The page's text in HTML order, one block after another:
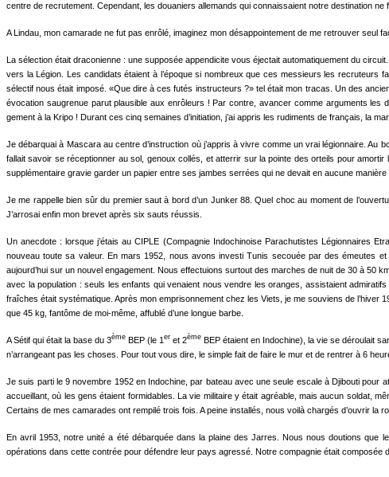
centre de recrutement. Cependant, les douaniers allemands qui connaissaient no­tre destination
A Lindau, mon camarade ne fut pas enrôlé, imaginez mon désappoin­tement de me retrouver seul
La sélection était draconienne : une supposée appendicite vous éjectait automati­quement du
vers la Légion. Les candi­dats étaient à l’époque si nombreux que ces messieurs les recruteurs
sélectif nous était imposé. «Que dire à ces futés instructeurs ?» tel était mon tracas. Un des
évocation saugrenue parut plausible aux enrôleurs ! Par contre, avancer comme arguments
gement à la Kripo ! Durant ces cinq semaines d’initiation, j’ai appris les rudiments de français, la
Je débarquai à Mascara au centre d’instruction où j’appris à vivre comme un vrai légionnaire. Au
fallait savoir se réceptionner au sol, genoux collés, et atterrir sur la pointe des orteils pour
supplémentaire gravie garder un papier entre ses jambes serrées qui ne devait en aucune
Je me rappelle bien sûr du premier saut à bord d’un Junker 88. Quel choc au moment de
J’arrosai enfin mon brevet après six sauts réus­sis.
Un anecdote : lorsque j’étais au CIPLE (Compagnie Indochinoise Pa­rachutistes Légionnaires
nouveau toute sa valeur. En mars 1952, nous avons investi Tunis secouée par des émeutes
aujourd’hui sur un nouvel engagement. Nous effectuions surtout des marches de nuit de 30 à 50
avec la population : seuls les enfants qui venaient nous vendre les oranges, assistaient
fraîches était systéma­tique. Après mon emprisonnement chez les Viets, je me souviens de
que 45 kg, fantôme de moi-même, affublé d’une longue barbe.
A Sétif qui était la base du 3ème BEP (le 1 er et 2ème BEP étaient en Indochine), la vie se déroulait
n’arrangeant pas les choses. Pour tout vous dire, le simple fait de faire le mur et de rentrer à 6
Je suis parti le 9 novembre 1952 en Indochine, par bateau avec une seule escale à Djibouti pour
accueillant, où les gens étaient formidables. La vie militaire y était agréable, mais aucun soldat,
Certains de mes camarades ont rem­pilé trois fois. A peine installés, nous voilà chargés d’ouvrir
En avril 1953, notre unité a été débarquée dans la plaine des Jarres. Nous nous dou­tions que
opérations dans cette contrée pour défendre leur pays agressé. Notre compagnie était composée